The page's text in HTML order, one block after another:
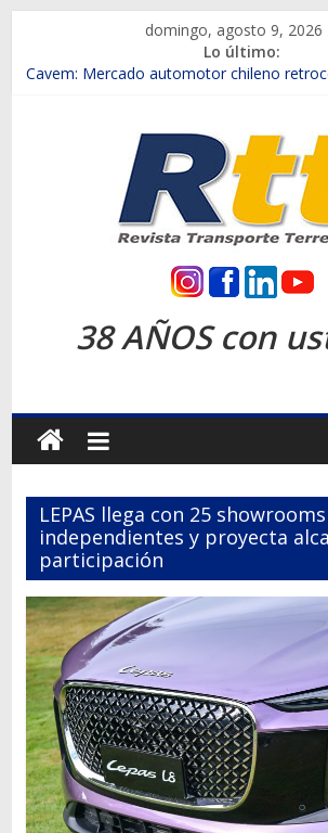
contenido
domingo, agosto 9, 2026
Lo último:
Chile es el primer mercado internacional
Salfa suma vehículos electrificados de
Samex amplía su red con nuevas
SINOTRUK Pick-ups presentó la recién
la Expo Compras Públicas 2026
Revista
Transporte
Terrestre
Autos,
camiones,
motos,
información
del
mundo
del
transporte
38 AÑOS con
LEPAS llega con 25 showrooms
independientes y proyecta
participación